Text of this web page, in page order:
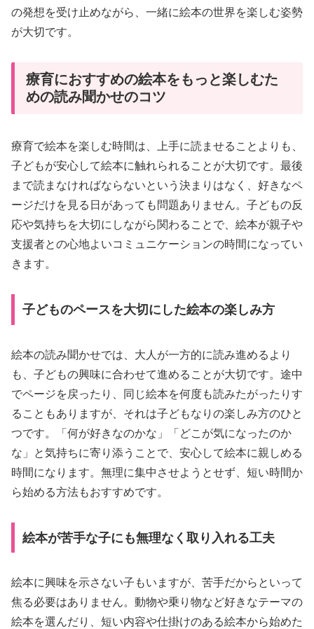
の発想を受け止めながら、一緒に絵本の世界を楽しむ姿勢
が大切です。
療育におすすめの絵本をもっと楽しむた
めの読み聞かせのコツ
療育で絵本を楽しむ時間は、上手に読ませることよりも、
子どもが安心して絵本に触れられることが大切です。最後
まで読まなければならないという決まりはなく、好きなペ
ージだけを見る日があっても問題ありません。子どもの反
応や気持ちを大切にしながら関わることで、絵本が親子や
支援者との心地よいコミュニケーションの時間になってい
きます。
子どものペースを大切にした絵本の楽しみ方
絵本の読み聞かせでは、大人が一方的に読み進めるより
も、子どもの興味に合わせて進めることが大切です。途中
でページを戻ったり、同じ絵本を何度も読みたがったりす
ることもありますが、それは子どもなりの楽しみ方のひと
つです。「何が好きなのかな」「どこが気になったのか
な」と気持ちに寄り添うことで、安心して絵本に親しめる
時間になります。無理に集中させようとせず、短い時間か
ら始める方法もおすすめです。
絵本が苦手な子にも無理なく取り入れる工夫
絵本に興味を示さない子もいますが、苦手だからといって
焦る必要はありません。動物や乗り物など好きなテーマの
絵本を選んだり、短い内容や仕掛けのある絵本から始めた